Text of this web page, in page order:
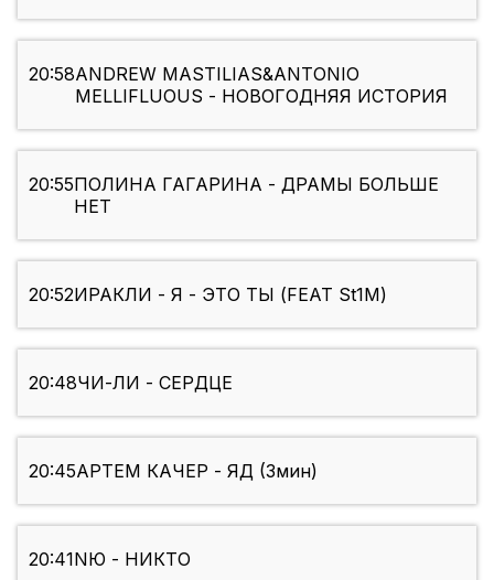
20:58ANDREW MASTILIAS&ANTONIO
MELLIFLUOUS - НОВОГОДНЯЯ ИСТОРИЯ
20:55ПОЛИНА ГАГАРИНА - ДРАМЫ БОЛЬШЕ
НЕТ
20:52ИРАКЛИ - Я - ЭТО ТЫ (FEAT St1M)
20:48ЧИ-ЛИ - СЕРДЦЕ
20:45АРТЕМ КАЧЕР - ЯД (3мин)
20:41NЮ - НИКТО